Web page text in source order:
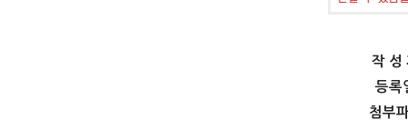
작 성
등록
첨부